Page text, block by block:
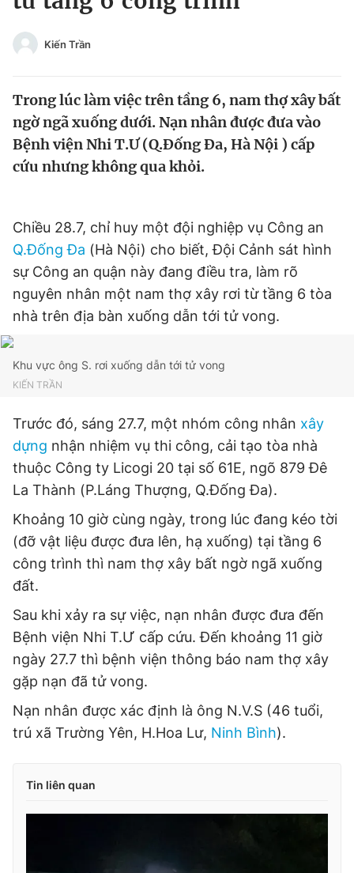
Chào ngày mới
Tin thị trường Tin 360
Video Magazine
Tiện ích Bạn cần biết
Thông tin tòa soạn Liên hệ quảng cáo
Hotline
0906 645 777
Liên hệ quảng cáo
0908 780 404
Đặt báo Quảng cáo RSS Tòa soạn Chính sách bảo
Tổng biên tập: Nguyễn Ngọc Toàn
Phó tổng biên tập thường trực: Hải Thành
Phó tổng biên tập: Lâm Hiếu Dũng
Phó tổng biên tập: Trần Việt Hưng
Giấy phép xuất bản số 110/GP - BTTTT cấp ngày 24.3.2020
© 2003-2026 Bản quyền thuộc về Báo Thanh Niên. Cấm sao
Kiến Trần
Trong lúc làm việc trên tầng 6, nam thợ xây bất
ngờ ngã xuống dưới. Nạn nhân được đưa vào
Bệnh viện Nhi T.Ư (Q.Đống Đa, Hà Nội ) cấp
cứu nhưng không qua khỏi.
Chiều 28.7, chỉ huy một đội nghiệp vụ Công an
Q.Đống Đa (Hà Nội) cho biết, Đội Cảnh sát hình
sự Công an quận này đang điều tra, làm rõ
nguyên nhân một nam thợ xây rơi từ tầng 6 tòa
nhà trên địa bàn xuống dẫn tới tử vong.
Khu vực ông S. rơi xuống dẫn tới tử vong
KIẾN TRẦN
Trước đó, sáng 27.7, một nhóm công nhân xây
dựng nhận nhiệm vụ thi công, cải tạo tòa nhà
thuộc Công ty Licogi 20 tại số 61E, ngõ 879 Đê
La Thành (P.Láng Thượng, Q.Đống Đa).
Khoảng 10 giờ cùng ngày, trong lúc đang kéo tời
(đỡ vật liệu được đưa lên, hạ xuống) tại tầng 6
công trình thì nam thợ xây bất ngờ ngã xuống
đất.
Sau khi xảy ra sự việc, nạn nhân được đưa đến
Bệnh viện Nhi T.Ư cấp cứu. Đến khoảng 11 giờ
ngày 27.7 thì bệnh viện thông báo nam thợ xây
gặp nạn đã tử vong.
Nạn nhân được xác định là ông N.V.S (46 tuổi,
trú xã Trường Yên, H.Hoa Lư, Ninh Bình).
Tin liên quan